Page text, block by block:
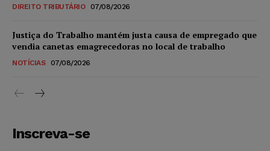
DIREITO TRIBUTÁRIO 07/08/2026
Justiça do Trabalho mantém justa causa de empregado que
vendia canetas emagrecedoras no local de trabalho
NOTÍCIAS 07/08/2026
Inscreva-se